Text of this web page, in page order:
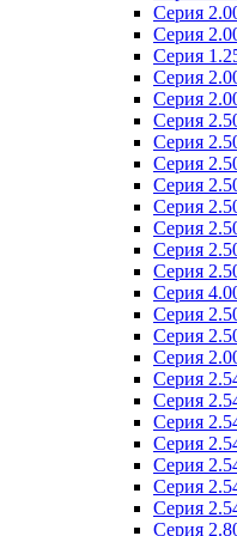
Серия
Серия
Серия
Серия
Серия
Серия
Серия
Серия
Серия
Серия
Серия
Серия
Серия
Серия
Серия
Серия
Серия
Серия
Серия
Серия
Серия
Серия
Серия
Серия
Серия